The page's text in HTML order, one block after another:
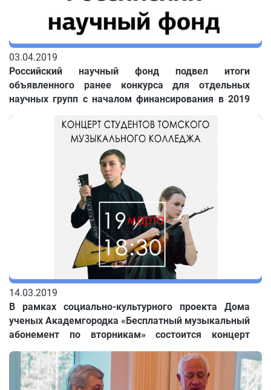
03.04.2019
Российский научный фонд подвел итоги
объявленного ранее конкурса для отдельных
научных групп с началом финансирования в 2019
году. В числе победителей – учреждения,
находящиеся в Томском Академгородке: ИСЭ СО
РАН и ИФПМ СО РАН.
14.03.2019
В рамках социально-культурного проекта Дома
ученых Академгородка «Бесплатный музыкальный
абонемент по вторникам» состоится концерт
студентов Томского музыкального колледжа
имени Э.В. Денисова.